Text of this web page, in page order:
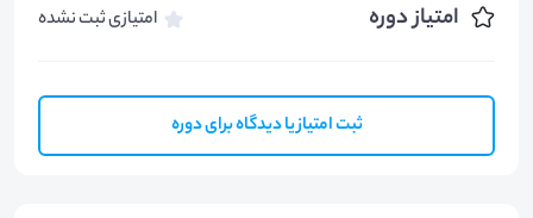
امتیاز دوره امتیازی ثبت نشده
ثبت امتیاز یا دیدگاه برای دوره